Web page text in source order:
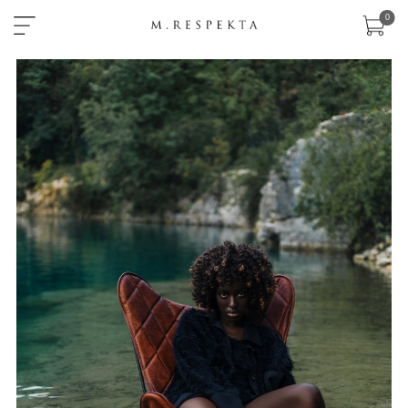
×
sklep
nowości
ready-
to-
wear
akcesoria
zobacz
wszystko
0